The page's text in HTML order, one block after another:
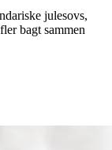
julesovs,
bagt sammen